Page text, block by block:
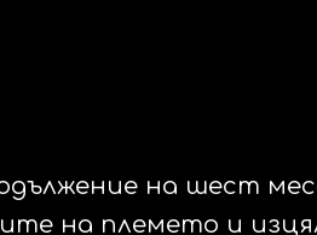
на шест
на племето и